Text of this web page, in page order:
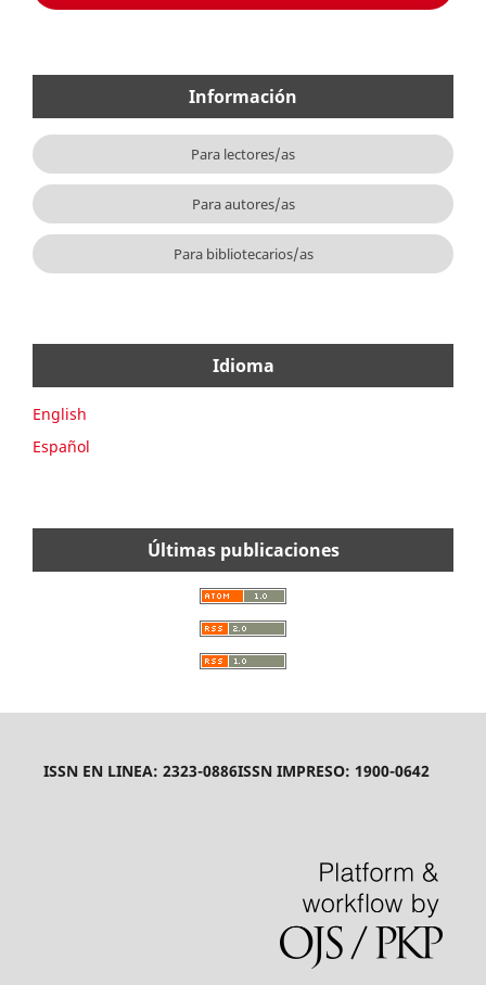
Información
Para lectores/as
Para autores/as
Para bibliotecarios/as
Idioma
English
Español
Últimas publicaciones
ISSN EN LINEA: 2323-0886ISSN IMPRESO: 1900-0642